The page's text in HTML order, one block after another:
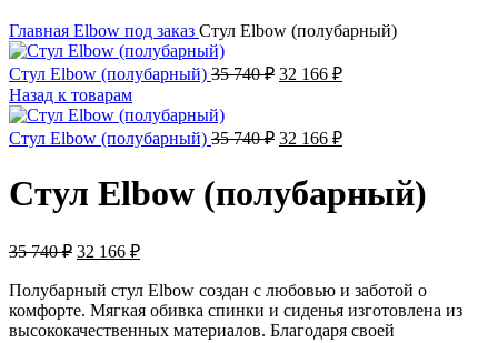
Главная Elbow под заказ Стул Elbow (полубарный)
Стул Elbow (полубарный) 35 740₽ 32 166 ₽
Назад к товарам
Стул Elbow (полубарный) 35 740₽ 32 166 ₽
Стул Elbow (полубарный)
35 740₽ 32 166 ₽
Полубарный стул Elbow создан с любовью и заботой о
комфорте. Мягкая обивка спинки и сиденья изготовлена из
высококачественных материалов. Благодаря своей